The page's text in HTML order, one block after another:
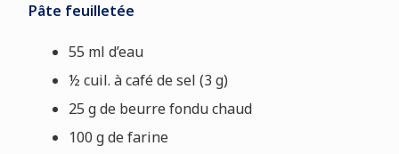
Pâte feuilletée
55 ml d’eau
½ cuil. à café de sel (3 g)
25 g de beurre fondu chaud
100 g de farine